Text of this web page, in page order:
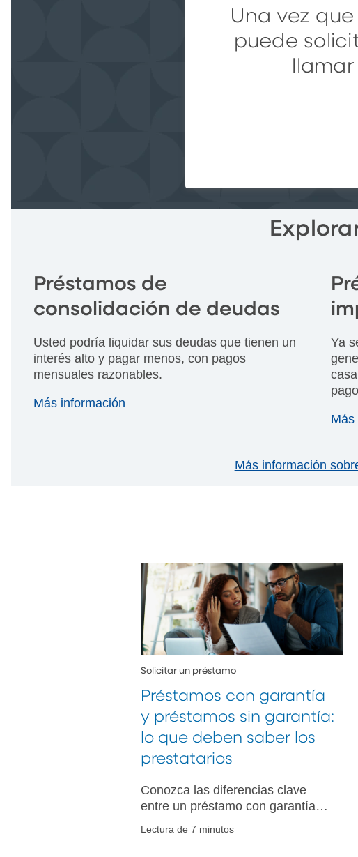
Una vez
puede
Préstamos de
consolidación de deudas
Usted podría liquidar sus deudas que tienen un
interés alto y pagar menos, con pagos
mensuales razonables.
Más información
Ya
Más
Más información
Solicitar un préstamo
Préstamos con garantía
y préstamos sin garantía:
lo que deben saber los
prestatarios
Conozca las diferencias clave
entre un préstamo con garantía y
Lectura de 7 minutos